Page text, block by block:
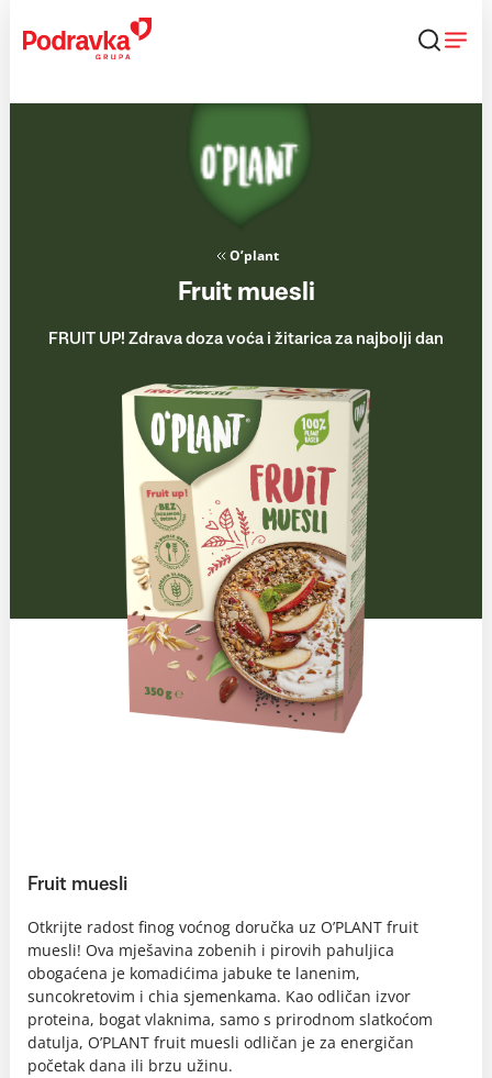
content
O’plant
Fruit muesli
FRUIT UP! Zdrava doza voća i žitarica za najbolji dan
Fruit muesli
Otkrijte radost finog voćnog doručka uz O’PLANT fruit
muesli! Ova mješavina zobenih i pirovih pahuljica
obogaćena je komadićima jabuke te lanenim,
suncokretovim i chia sjemenkama. Kao odličan izvor
proteina, bogat vlaknima, samo s prirodnom slatkoćom
datulja, O’PLANT fruit muesli odličan je za energičan
početak dana ili brzu užinu.